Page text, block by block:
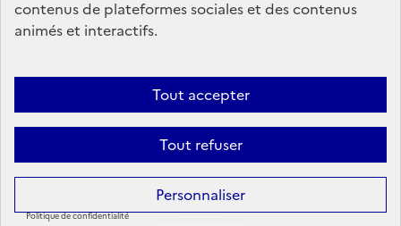
contenus de plateformes sociales et des contenus
animés et interactifs.
Tout accepter
Tout refuser
Personnaliser
Politique de confidentialité
data.gouv.fr
Sauf mention contraire, tous les contenus de ce site sont sous